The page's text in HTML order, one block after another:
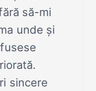
să-mi
unde și
sincere